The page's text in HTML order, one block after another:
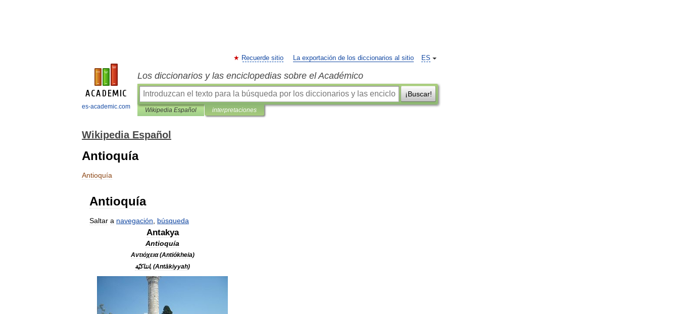
es-academic.com
ES
Recuerde sitio La exportación de los diccionarios al sitio
Los diccionarios y las enciclopedias sobre el Académico
¡Buscar!
Wikipedia Español interpretaciones
Wikipedia Español
Antioquía
Antioquía
Antioquía
Saltar a navegación búsqueda
Antakya
Antioquía
Αντιόχεια(Antiókheia)
انتاكيّة, (Antākiyyah)